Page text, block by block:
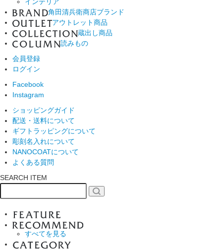
インテリア
角田清兵衛商店ブランド
アウトレット商品
蔵出し商品
読みもの
会員登録
ログイン
Facebook
Instagram
ショッピングガイド
配送・送料について
ギフトラッピングについて
彫刻名入れについて
NANOCOATについて
よくある質問
SEARCH ITEM
すべてを見る